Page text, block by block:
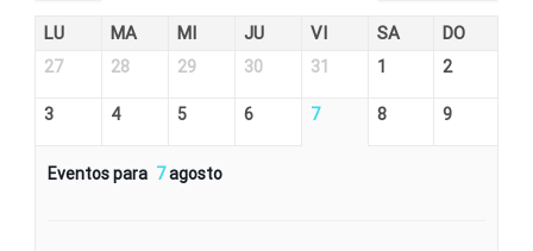
LU MA MI JU VI SA DO
27 28 29 30 31 1 2
3 4 5 6 7 8 9
Eventos para 7agosto